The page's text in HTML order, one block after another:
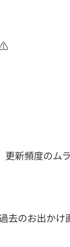
⚠
更新頻度のム
去のお出かけ